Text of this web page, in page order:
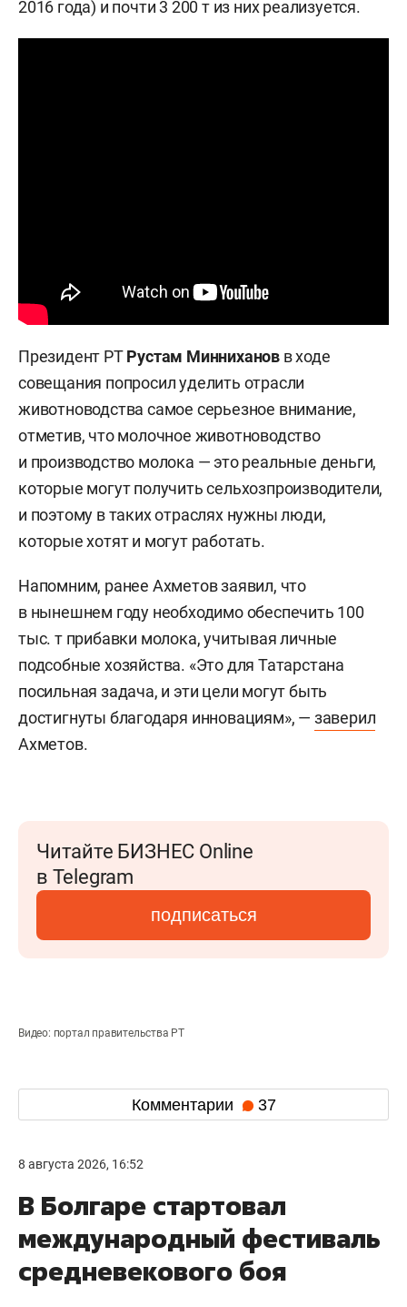
2016 года) и почти 3 200 т из них реализуется.
Президент РТРустам Минниханов в ходе
совещания попросил уделить отрасли
животноводства самое серьезное внимание,
отметив, что молочное животноводство
и производство молока — это реальные деньги,
которые могут получить сельхозпроизводители,
и поэтому в таких отраслях нужны люди,
которые хотят и могут работать.
Напомним, ранее Ахметов заявил, что
в нынешнем году необходимо обеспечить 100
тыс. т прибавки молока, учитывая личные
подсобные хозяйства. «Это для Татарстана
посильная задача, и эти цели могут быть
достигнуты благодаря инновациям», — заверил
Ахметов.
Читайте БИЗНЕС Online
в Telegram
подписаться
Видео: портал правительства РТ
Комментарии 37
8 августа 2026, 16:52
В Болгаре стартовал
международный фестиваль
средневекового боя